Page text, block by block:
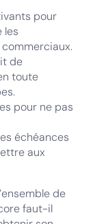
pour
les
de
toute
pour ne pas
échéances
aux
de
faut-il